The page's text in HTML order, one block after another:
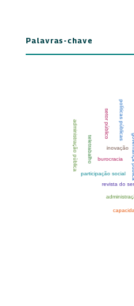
Palavras-chave